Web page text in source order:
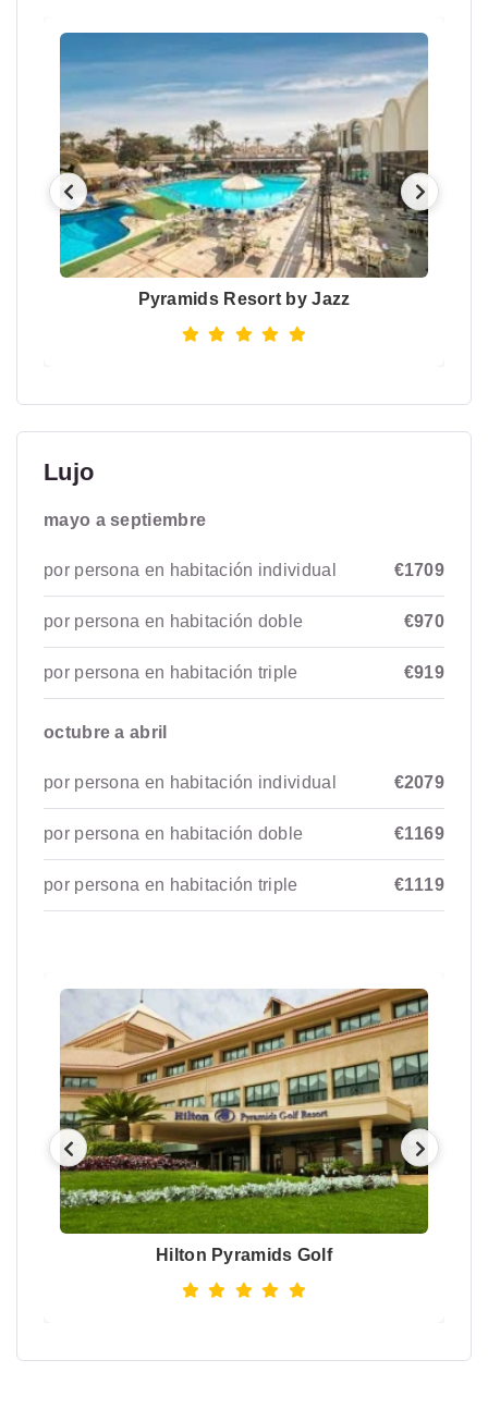
Pyramids Resort by Jazz
Lujo
mayo a septiembre
por persona en habitación individual €1709
por persona en habitación doble €970
por persona en habitación triple €919
octubre a abril
por persona en habitación individual €2079
por persona en habitación doble €1169
por persona en habitación triple €1119
Hilton Pyramids Golf